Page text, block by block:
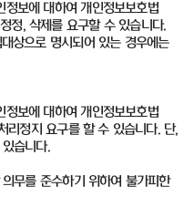
정보에 대하여 개인정보보호법
정, 삭제를 요구할 수 있습니다.
상으로 명시되어 있는 경우에는
정보에 대하여 개인정보보호법
리정지 요구를 할 수 있습니다. 단,
습니다.
무를 준수하기 위하여 불가피한